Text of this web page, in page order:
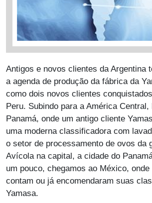
Antigos e novos clientes da Argentina
a agenda de produção da fábrica da
como dois novos clientes
Peru. Subindo para a América Central,
Panamá, onde um antigo cliente
uma moderna classificadora com
o setor de processamento de ovos da
Avícola na capital, a cidade do
um pouco, chegamos ao México,
contam ou já encomendaram suas
Yamasa.